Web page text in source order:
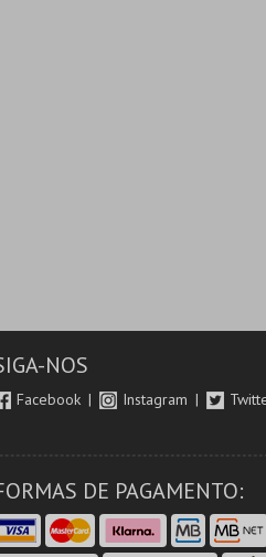
NOS
Facebook Instagram
DE PAGAMENTO: